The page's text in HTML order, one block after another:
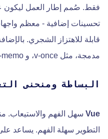
فقط. صُمم إطار العمل ليكون
قابلة للاهتزاز الشجري.
مدمجة، مثل v-once، و v-memo، والتي تساعد في تحسين الأداء.
البساطة ومنحنى
Vue سهل الفهم والاستيعاب.
التطوير سهلة الفهم. يساعد